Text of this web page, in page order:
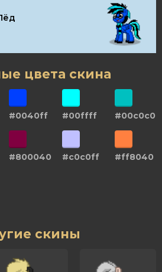
цвета скина
#0040ff #00ffff #00c0c0
#800040 #c0c0ff #ff8040
скины